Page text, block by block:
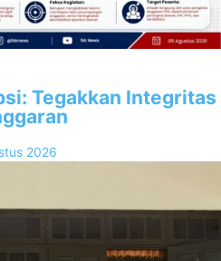
Tegakkan Integritas
2026